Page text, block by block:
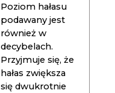
Poziom hałasu
podawany jest
również w
decybelach.
Przyjmuje się, że
hałas zwiększa
się dwukrotnie